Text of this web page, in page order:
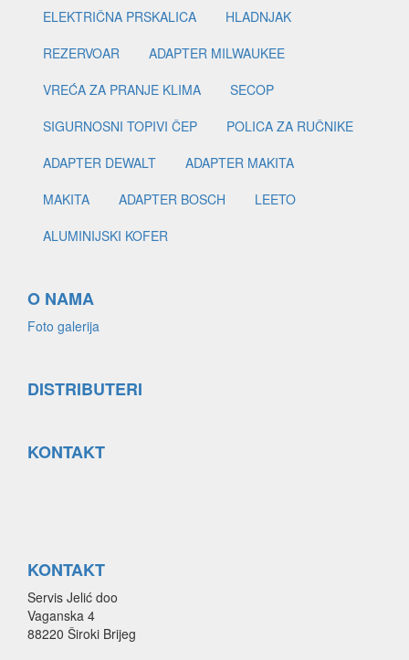
ELEKTRIČNA PRSKALICA
HLADNJAK
REZERVOAR
ADAPTER MILWAUKEE
VREĆA ZA PRANJE KLIMA
SECOP
SIGURNOSNI TOPIVI ČEP
POLICA ZA RUČNIKE
ADAPTER DEWALT
ADAPTER MAKITA
MAKITA
ADAPTER BOSCH
LEETO
ALUMINIJSKI KOFER
O NAMA
Foto galerija
DISTRIBUTERI
KONTAKT
KONTAKT
Servis Jelić doo
Vaganska 4
88220 Široki Brijeg